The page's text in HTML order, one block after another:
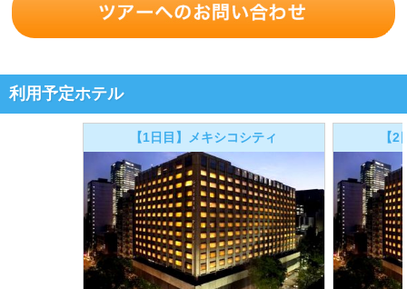
利用予定ホテル
【1日目】メキシコシティ 【